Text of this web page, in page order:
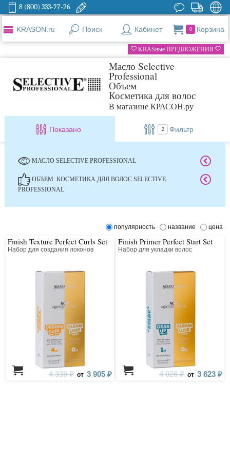
8 (800) 333-27-26
KRASON.ru Поиск Кабинет 0 Корзина
KRASные ПРЕДЛОЖЕНИЯ
Масло Selective
Professional
Объем
Косметика для волос
В магазине КРАСОН.ру
Показано 2 Фильтр
МАСЛО SELECTIVE PROFESSIONAL
ОБЪЕМ. КОСМЕТИКА ДЛЯ ВОЛОС SELECTIVE
PROFESSIONAL
популярность название цена
Finish Texture Perfect Curls Set
Набор для создания локонов
4 339 ₽ от 3 905 ₽
Finish Primer Perfect Start Set
Набор для укладки волос
4 026 ₽ от 3 623 ₽